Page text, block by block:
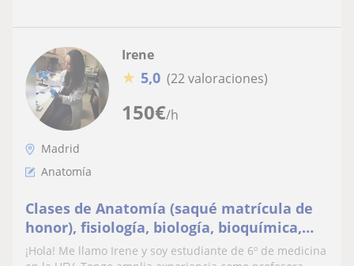
150€/h
Irene
★ 5,0 (22 valoraciones)
Madrid
Anatomía
Clases de Anatomía (saqué matrícula de
honor), fisiología, biología, bioquímica,
patología general y otras asignaturas de
¡Hola! Me llamo Irene y soy estudiante de 6º de medicina